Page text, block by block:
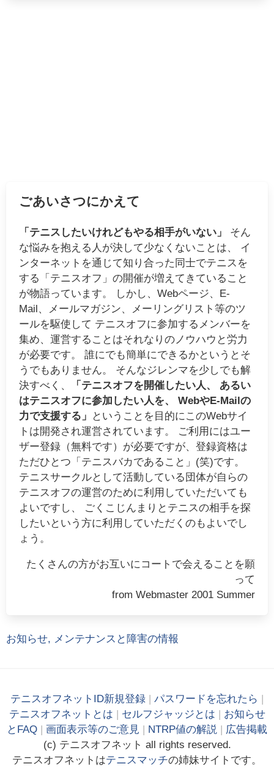
ごあいさつにかえて
「テニスしたいけれどもやる相手がいない」
な悩みを抱える人が決して少なくないことは、 イ
ンターネットを通じて知り合った同士でテニスを
する「テニスオフ」の開催が増えてきていること
が物語っています。 しかし、Webページ、E-
Mail、メールマガジン、メーリングリスト等のツ
ールを駆使して テニスオフに参加するメンバーを
集め、運営することはそれなりのノウハウと労力
が必要です。 誰にでも簡単にできるかというとそ
うでもありません。 そんなジレンマを少しでも解
決すべく、
「 テニスオフを開催したい人、 あるい
はテニスオフに参加したい人を、 WebやE-Mailの
力で支援する」
ということを目的にこのWebサイ
トは開発され運営されています。 ご利用にはユー
ザー登録（無料です）が必要ですが、登録資格は
ただひとつ「テニスバカであること」(笑)です。
テニスサークルとして活動している団体が自らの
テニスオフの運営のために利用していただいても
よいですし、 ごくこじんまりとテニスの相手を探
したいという方に利用していただくのもよいでし
ょう。
たくさんの方がお互いにコートで会えることを願
って
from Webmaster 2001 Summer
お知らせ, メンテナンスと障害の情報
テニスオフネットID新規登録 | パスワードを忘れたら |
テニスオフネットとは | セルフジャッジとは | お知らせ
とFAQ | 画面表示等のご意見 | NTRP値の解説 | 広告掲載
(c) テニスオフネット all rights reserved.
テニスオフネットはテニスマッチの姉妹サイトです。